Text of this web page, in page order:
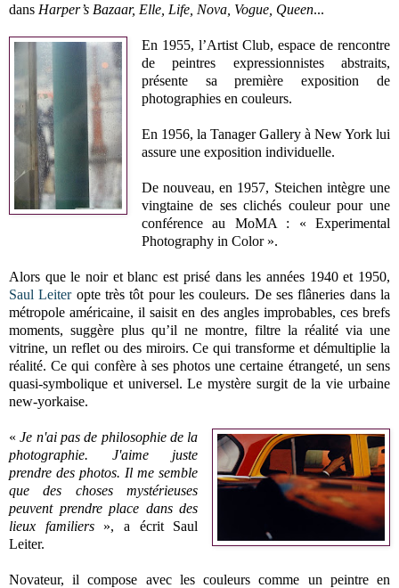
dans Harper’s Bazaar, Elle, Life, Nova, Vogue, Queen...
En 1955, l’Artist Club, espace de rencontre
de peintres expressionnistes abstraits,
présente sa première exposition de
photographies en couleurs.
En 1956, la Tanager Gallery à New York lui
assure une exposition individuelle.
De nouveau, en 1957, Steichen intègre une
vingtaine de ses clichés couleur pour une
conférence au MoMA : « Experimental
Photography in Color ».
Alors que le noir et blanc est prisé dans les années 1940 et 1950,
Saul Leiteropte très tôt pour les couleurs. De ses flâneries dans la
métropole américaine, il saisit en des angles improbables, ces brefs
moments, suggère plus qu’il ne montre, filtre la réalité via une
vitrine, un reflet ou des miroirs. Ce qui transforme et démultiplie la
réalité. Ce qui confère à ses photos une certaine étrangeté, un sens
quasi-symbolique et universel. Le mystère surgit de la vie urbaine
new-yorkaise.
«Je n'ai pas de philosophie de la
photographie. J'aime juste
prendre des photos. Il me semble
que des choses mystérieuses
peuvent prendre place dans des
lieux familiers», a écrit Saul
Leiter.
Novateur, il compose avec les couleurs comme un peintre en